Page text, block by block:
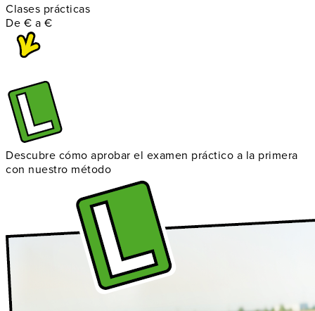
Clases prácticas
De € a €
Descubre cómo aprobar el examen práctico a la primera
con nuestro método